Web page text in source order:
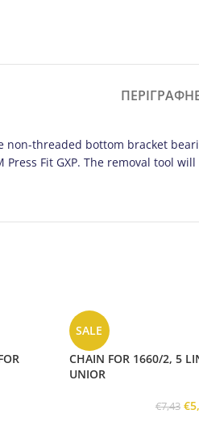
ΠΕΡΙΓΡΑΦΉ
non-threaded bottom bracket
Press Fit GXP. The removal
SALE
CHAIN FOR 1660/2, 5
UNIOR
€7,43 €